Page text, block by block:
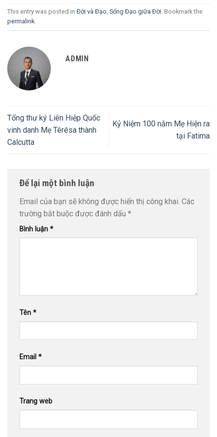
This entry was posted in Đời và Đạo Sống Đạo giữa Đời . Bookmark the
permalink
ADMIN
Tổng thư ký Liên Hiệp Quốc
vinh danh Mẹ Têrêsa thành
Calcutta
Kỷ Niệm 100 năm Mẹ Hiện ra
tại Fatima
Để lại một bình luận
Email của bạn sẽ không được hiển thị công khai. Các
trường bắt buộc được đánh dấu *
Bình luận *
Tên *
Email *
Trang web